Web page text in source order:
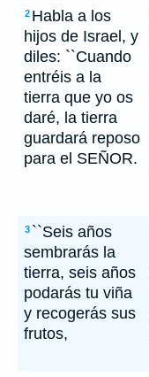
2 Habla a los
hijos de Israel, y
diles: ``Cuando
entréis a la
tierra que yo os
daré, la tierra
guardará reposo
para el SEÑOR.
3 ``Seis años
sembrarás la
tierra, seis años
podarás tu viña
y recogerás sus
frutos,